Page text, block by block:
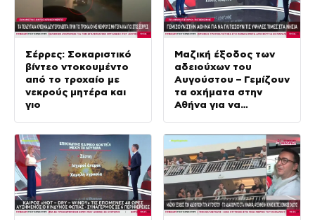
Σέρρες: Σοκαριστικό
βίντεο ντοκουμέντο
από το τροχαίο με
νεκρούς μητέρα και
γιο
Μαζική έξοδος των
αδειούχων του
Αυγούστου – Γεμίζουν
τα οχήματα στην
Αθήνα για να